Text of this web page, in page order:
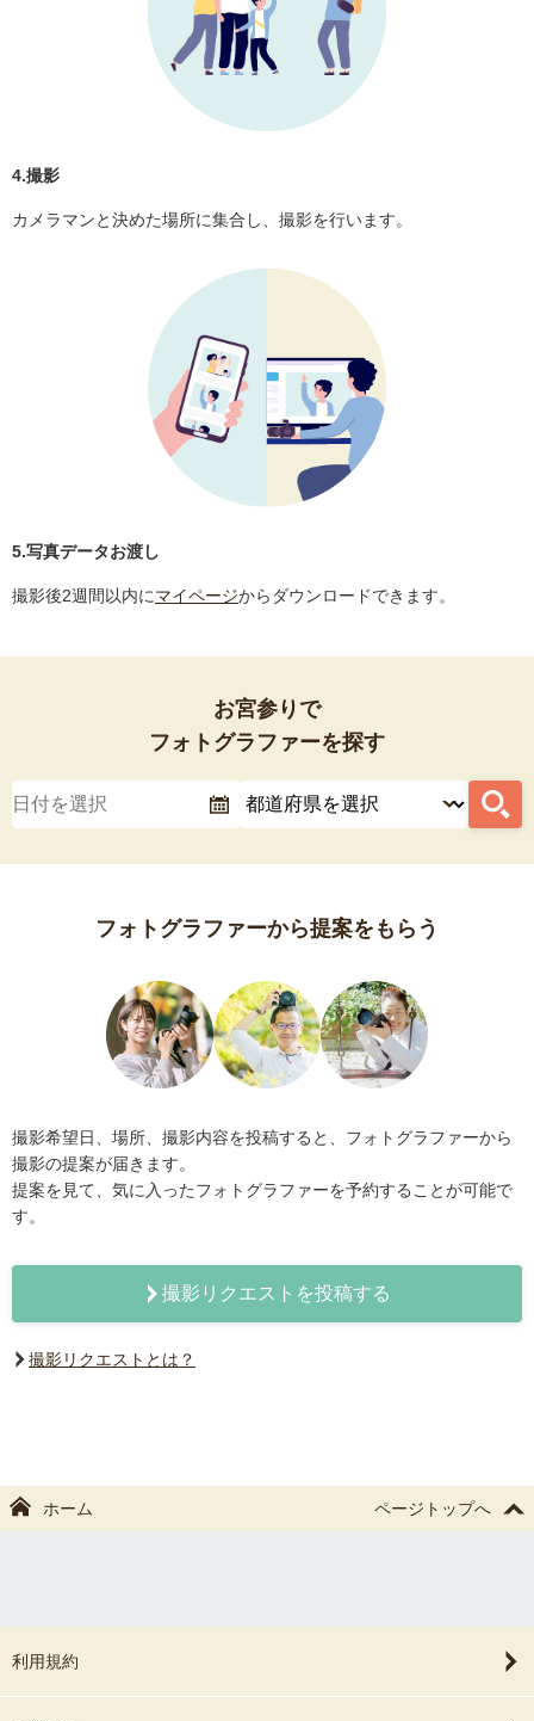
4.撮影
カメラマンと決めた場所に集合し、撮影を行います。
5.写真データお渡し
撮影後2週間以内にマイページからダウンロードできます。
お宮参りで
フォトグラファーを探す
フォトグラファーから提案をもらう
撮影希望日、場所、撮影内容を投稿すると、フォトグラファーから
撮影の提案が届きます。
提案を見て、気に入ったフォトグラファーを予約することが可能で
す。
撮影リクエストを投稿する
撮影リクエストとは？
ホーム ページトップへ
利用規約